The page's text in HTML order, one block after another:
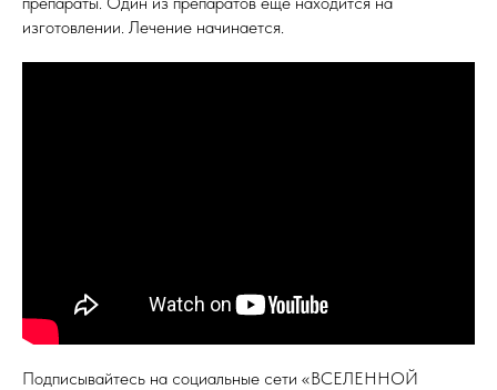
изготовлении. Лечение начинается.
Подписывайтесь на социальные сети «ВСЕЛЕННОЙ